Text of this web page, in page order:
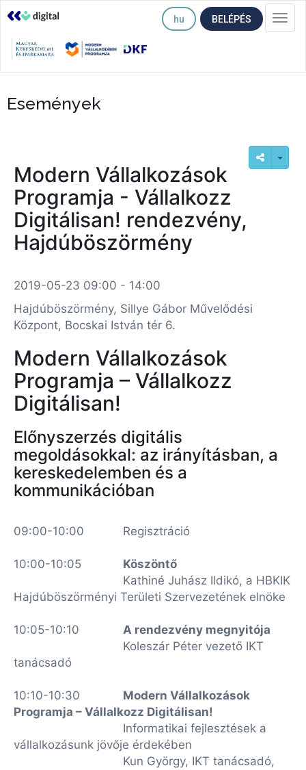
hu BELÉPÉS
Események
Modern Vállalkozások
Programja - Vállalkozz
Digitálisan! rendezvény,
Hajdúböszörmény
2019-05-23 09:00 - 14:00
Hajdúböszörmény, Sillye Gábor Művelődési
Központ, Bocskai István tér 6.
Modern Vállalkozások
Programja – Vállalkozz
Digitálisan!
Előnyszerzés digitális
megoldásokkal: az irányításban, a
kereskedelemben és a
kommunikációban
09:00-10:00 Regisztráció
10:00-10:05
Köszöntő
Kathiné Juhász Ildikó, a HBKIK
Hajdúböszörményi Területi Szervezetének elnöke
10:05-10:10
A rendezvény megnyitója
Koleszár Péter vezető IKT
tanácsadó
10:10-10:30
Modern Vállalkozások
Programja – Vállalkozz Digitálisan!
Informatikai fejlesztések a
vállalkozásunk jövője érdekében
Kun György, IKT tanácsadó,